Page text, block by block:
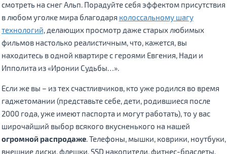
смотреть на снег Альп. Порадуйте себя эффектом присутствия
в любом уголке мира благодаря колоссальному шагу
технологий , делающих просмотр даже старых любимых
фильмов настолько реалистичным, что, кажется, вы
находитесь в одной квартире с героями Евгения, Нади и
Ипполита из «Иронии Судьбы…».
Если же вы – из тех счастливчиков, кто уже родился во время
гаджетомании (представьте себе, дети, родившиеся после
2000 года, уже имеют паспорта и могут работать), то у вас
широчайший выбор всякого вкусненького на нашей
огромной распродаже. Телефоны, мышки, коврики, ноутбуки,
внешние диски, флешки, SSD накопители, фитнес-браслеты,